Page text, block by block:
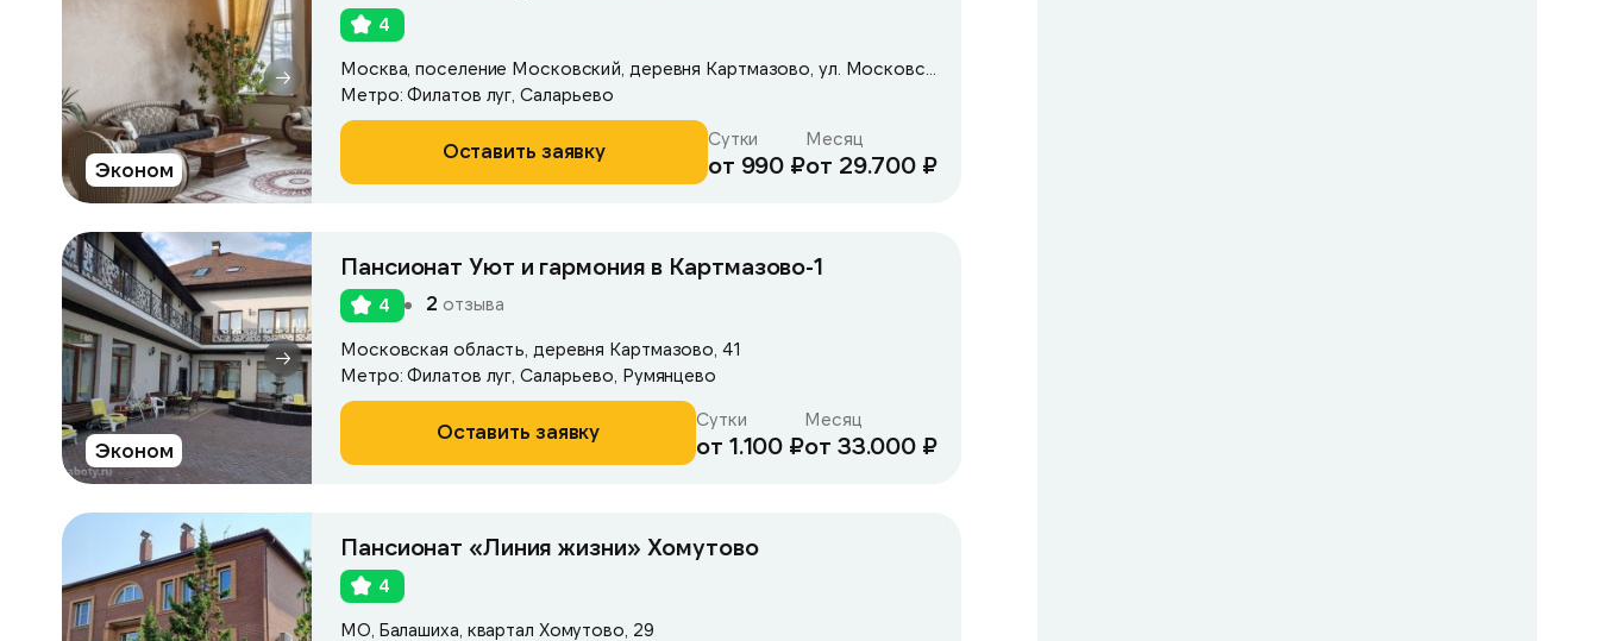
Эконом
4
Метро: Филатов луг, Саларьево
Оставить заявку Сутки
от 990 ₽
Месяц
от 29.700 ₽
Эконом
Пансионат Уют и гармония в Картмазово-1
4 2 отзыва
Московская область, деревня Картмазово, 41
Метро: Филатов луг, Саларьево, Румянцево
Оставить заявку Сутки
от 1.100 ₽
Месяц
от 33.000 ₽
Пансионат «Линия жизни» Хомутово
4
МО, Балашиха, квартал Хомутово, 29